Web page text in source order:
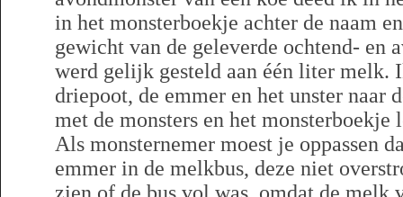
in het monsterboekje achter de naam
gewicht van de geleverde ochtend- en
werd gelijk gesteld aan één liter melk.
driepoot, de emmer en het unster naar
met de monsters en het
Als monsternemer moest je oppassen
emmer in de melkbus, deze niet